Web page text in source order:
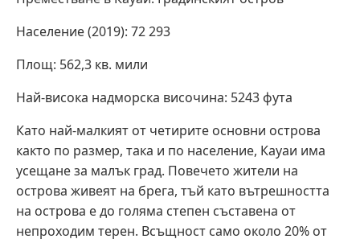
Население (2019): 72 293
Площ: 562,3 кв. мили
Най-висока надморска височина: 5243 фута
Като най-малкият от четирите основни острова
както по размер, така и по население, Кауаи има
усещане за малък град. Повечето жители на
острова живеят на брега, тъй като вътрешността
на острова е до голяма степен съставена от
непроходим терен. Всъщност само около 20% от